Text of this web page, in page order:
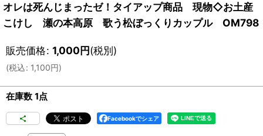
オレは死んじまったゼ！タイアップ商品 現物◇お土産
こけし 瀬の本高原 歌う松ぼっくりカップル OM798
販売価格: 1,000円(税別)
(税込: 1,100円)
在庫数 1点
Facebookでシェア